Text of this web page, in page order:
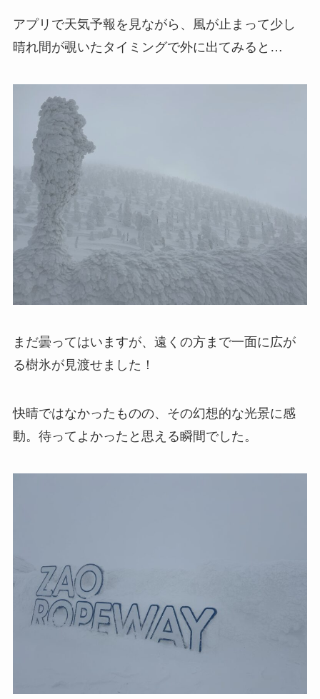
アプリで天気予報を見ながら、風が止まって少し
晴れ間が覗いたタイミングで外に出てみると…
まだ曇ってはいますが、遠くの方まで一面に広が
る樹氷が見渡せました！
快晴ではなかったものの、その幻想的な光景に感
動。待ってよかったと思える瞬間でした。